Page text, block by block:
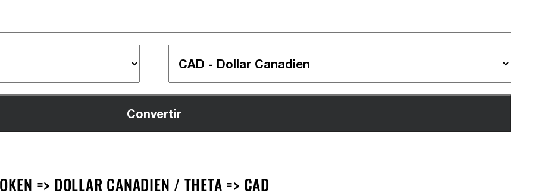
=> DOLLAR CANADIEN / THETA => CAD